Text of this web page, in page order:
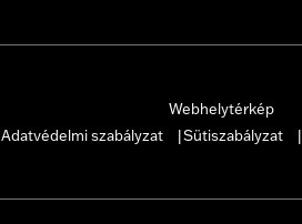
Webhelytérkép
Adatvédelmi szabályzat Sütiszabályzat